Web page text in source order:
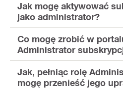
Jak mogę aktywować
jako administrator?
Co mogę zrobić w
Administrator
Jak, pełniąc rolę
mogę przenieść jego